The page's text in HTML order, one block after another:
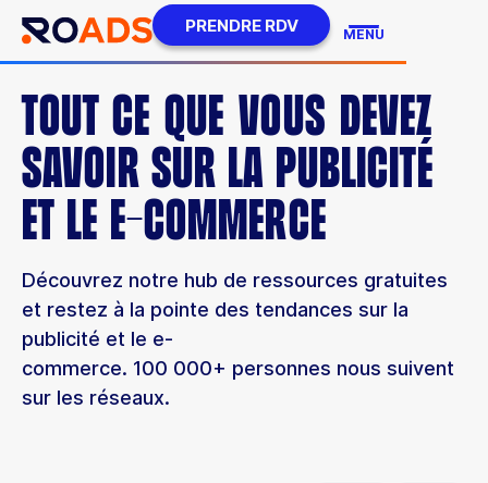
PRENDRE RDV MENU
TOUT CE QUE VOUS DEVEZ
SAVOIR SUR LA PUBLICITÉ
ET LE E-COMMERCE
Découvrez notre hub de ressources gratuites
et restez à la pointe des tendances sur la
publicité et le e-
commerce. 100 000+ personnes nous suivent
sur les réseaux.